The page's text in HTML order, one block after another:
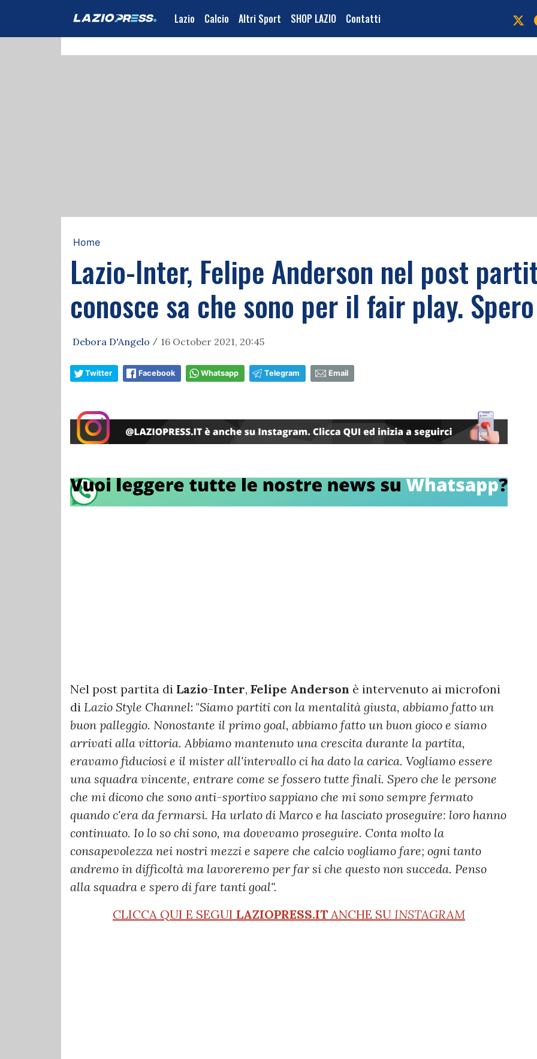
Lazio Calcio Altri Sport SHOP LAZIO Contatti
Home
Lazio-Inter, Felipe Anderson nel post
conosce sa che sono per il fair play.
Debora D'Angelo / 16 October 2021, 20:45
Twitter Facebook Whatsapp Telegram Email
Nel post partita di Lazio-Inter, Felipe Anderson è intervenuto ai microfoni
di Lazio Style Channel: "Siamo partiti con la mentalità giusta, abbiamo fatto un
buon palleggio. Nonostante il primo goal, abbiamo fatto un buon gioco e siamo
arrivati alla vittoria. Abbiamo mantenuto una crescita durante la partita,
eravamo fiduciosi e il mister all'intervallo ci ha dato la carica. Vogliamo essere
una squadra vincente, entrare come se fossero tutte finali. Spero che le persone
che mi dicono che sono anti-sportivo sappiano che mi sono sempre fermato
quando c'era da fermarsi. Ha urlato di Marco e ha lasciato proseguire: loro hanno
continuato. Io lo so chi sono, ma dovevamo proseguire. Conta molto la
consapevolezza nei nostri mezzi e sapere che calcio vogliamo fare; ogni tanto
andremo in difficoltà ma lavoreremo per far si che questo non succeda. Penso
alla squadra e spero di fare tanti goal".
CLICCA QUI E SEGUI LAZIOPRESS.IT ANCHE SU INSTAGRAM